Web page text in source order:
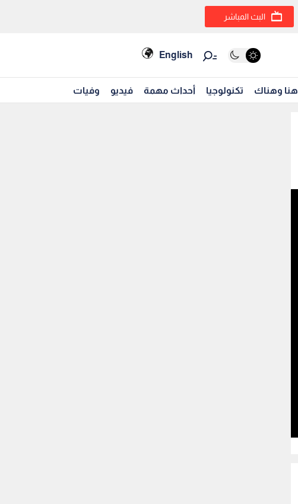
البث المباشر
English
هنا وهناك تكنولوجيا أحداث مهمة فيديو وفيات